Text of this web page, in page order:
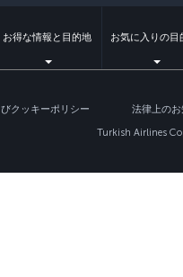
お得な情報と目的地 お気に入りの目
クッキーポリシー 法律上の
Turkish Airlines